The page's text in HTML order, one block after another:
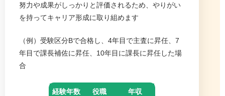
努力や成果がしっかりと評価されるため、やりがい
を持ってキャリア形成に取り組めます
（例）受験区分Bで合格し、4年目で主査に昇任、7
年目で課長補佐に昇任、10年目に課長に昇任した場
合
経験年数 役職
年収